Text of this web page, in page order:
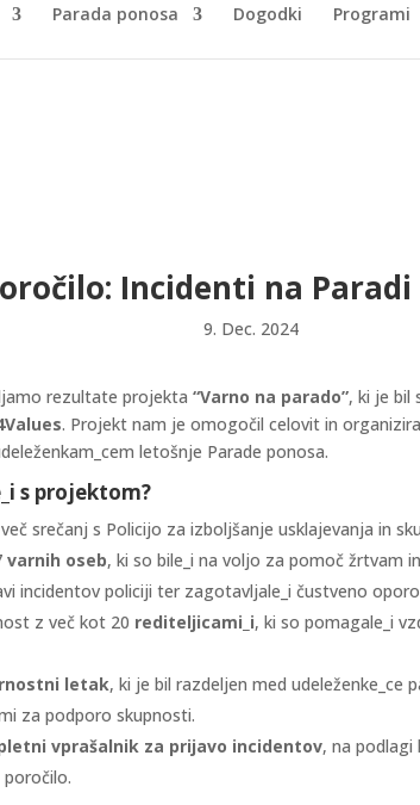
Parada ponosa Dogodki Programi
Incidenti na Paradi
9. Dec. 2024
rezultate projekta“Varno na parado”, ki je bil
. Projekt nam je omogočil celovit in
letošnje Parade ponosa.
s projektom?
srečanj s Policijo za izboljšanje usklajevanja in
varnih oseb, ki so bile_i na voljo za pomoč žrtvam
incidentov policiji ter zagotavljale_i čustveno
z več kot 20 rediteljicami_i, ki so pomagale_i
letak, ki je bil razdeljen med udeleženke_ce
za podporo skupnosti.
vprašalnik za prijavo incidentov, na podlagi